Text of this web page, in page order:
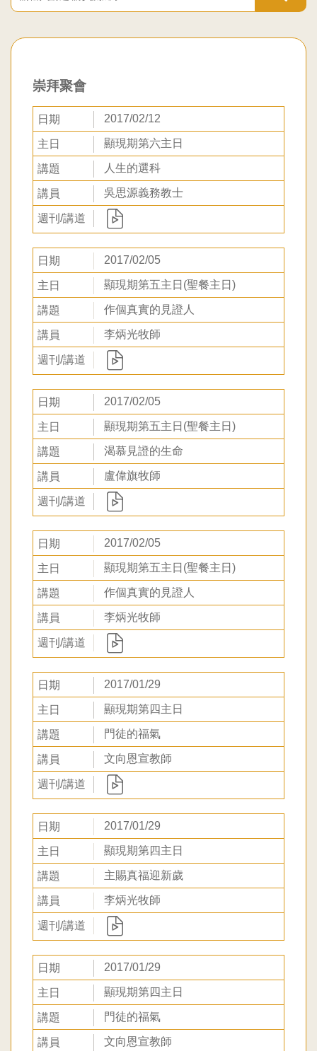
龍
堂
鍵
崇拜聚會
2017/02/12
顯現期第六主日
人生的選科
吳思源義務教士
2017/02/05
顯現期第五主日(聖餐主日)
作個真實的見證人
李炳光牧師
2017/02/05
顯現期第五主日(聖餐主日)
渴慕見證的生命
盧偉旗牧師
2017/02/05
顯現期第五主日(聖餐主日)
作個真實的見證人
李炳光牧師
2017/01/29
顯現期第四主日
門徒的福氣
文向恩宣教師
2017/01/29
顯現期第四主日
主賜真福迎新歲
李炳光牧師
2017/01/29
顯現期第四主日
門徒的福氣
文向恩宣教師